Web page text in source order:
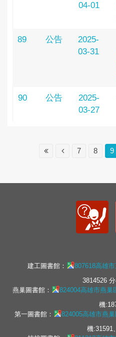
04-01
89 公告
2025-
03-31
90 公告
2025-
03-27
7 8 9
建工圖書館： 807618高雄
3814526
燕巢圖書館：
824004高雄市燕巢
機
第一圖書館：
824005高雄市燕
機:31591